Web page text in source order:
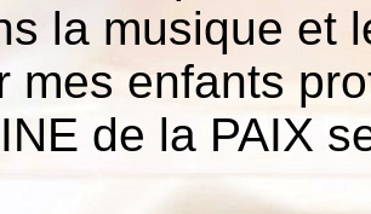
la musique et
mes enfants
de la PAIX